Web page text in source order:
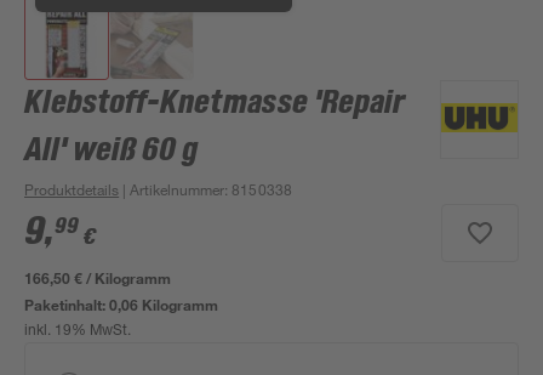
Klebstoff-Knetmasse 'Repair
All' weiß 60 g
Produktdetails | Artikelnummer: 8150338
9,99 €
166,50 € / Kilogramm
Paketinhalt:0,06 Kilogramm
inkl. 19% MwSt.